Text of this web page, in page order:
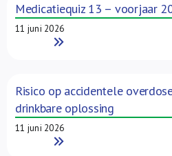
Medicatiequiz 13 – voorjaar
11 juni 2026
Read More
Risico op accidentele
drinkbare oplossing
11 juni 2026
Read More